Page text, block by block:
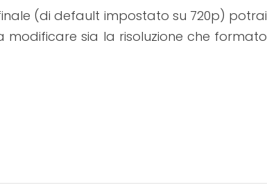
(di default impostato su 720p) potrai
modificare sia la risoluzione che formato